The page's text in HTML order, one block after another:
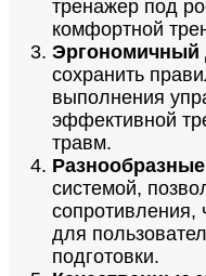
тренажер под
комфортной
Эргономичный
сохранить
выполнения
эффективной
травм.
системой,
сопротивления,
для
подготовки.